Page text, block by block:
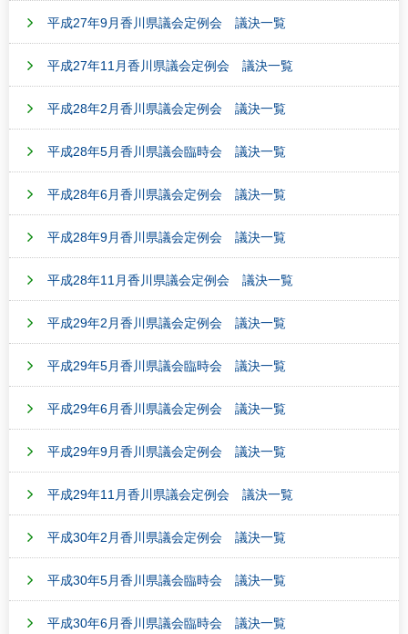
平成27年9月香川県議会定例会 議決一覧
平成27年11月香川県議会定例会 議決一覧
平成28年2月香川県議会定例会 議決一覧
平成28年5月香川県議会臨時会 議決一覧
平成28年6月香川県議会定例会 議決一覧
平成28年9月香川県議会定例会 議決一覧
平成28年11月香川県議会定例会 議決一覧
平成29年2月香川県議会定例会 議決一覧
平成29年5月香川県議会臨時会 議決一覧
平成29年6月香川県議会定例会 議決一覧
平成29年9月香川県議会定例会 議決一覧
平成29年11月香川県議会定例会 議決一覧
平成30年2月香川県議会定例会 議決一覧
平成30年5月香川県議会臨時会 議決一覧
平成30年6月香川県議会臨時会 議決一覧